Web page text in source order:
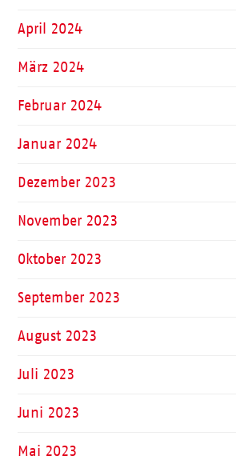
April 2024
März 2024
Februar 2024
Januar 2024
Dezember 2023
November 2023
Oktober 2023
September 2023
August 2023
Juli 2023
Juni 2023
Mai 2023